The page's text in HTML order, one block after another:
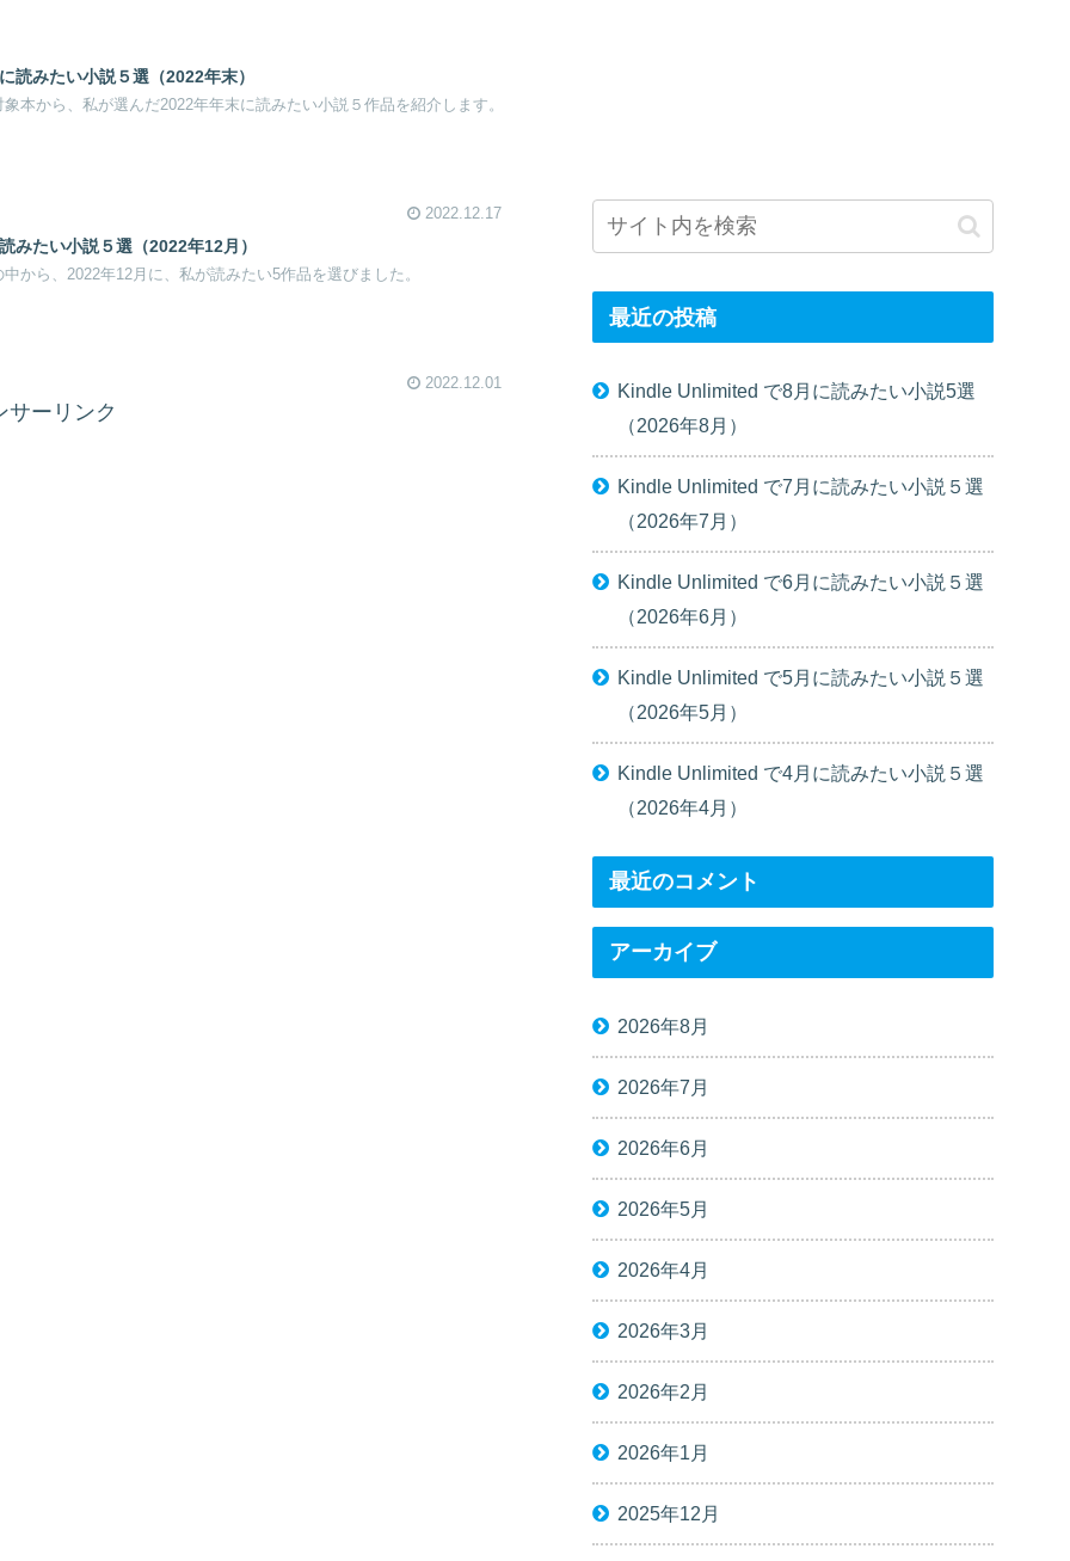
みたい小説５選（2022年末）
本から、私が選んだ2022年年末に読みたい小説５作品を紹介します。
2022.12.17
たい小説５選（2022年12月）
から、2022年12月に、私が読みたい5作品を選びました。
2022.12.01
サーリンク
最近の投稿
Kindle Unlimited で8月に読みたい小説5選
（2026年8月）
Kindle Unlimited で7月に読みたい小説５選
（2026年7月）
Kindle Unlimited で6月に読みたい小説５選
（2026年6月）
Kindle Unlimited で5月に読みたい小説５選
（2026年5月）
Kindle Unlimited で4月に読みたい小説５選
（2026年4月）
最近のコメント
アーカイブ
2026年8月
2026年7月
2026年6月
2026年5月
2026年4月
2026年3月
2026年2月
2026年1月
2025年12月